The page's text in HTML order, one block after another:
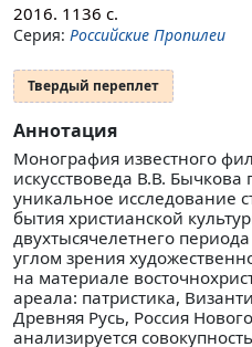
2016. 1136 с.
Серия: Российские Пропилеи
Твердый переплет
Аннотация
Монография известного
искусствоведа В.В. Бычкова
уникальное исследование
бытия христианской
двухтысячелетнего
углом зрения
на материале
ареала: патристика,
Древняя Русь, Россия
анализируется